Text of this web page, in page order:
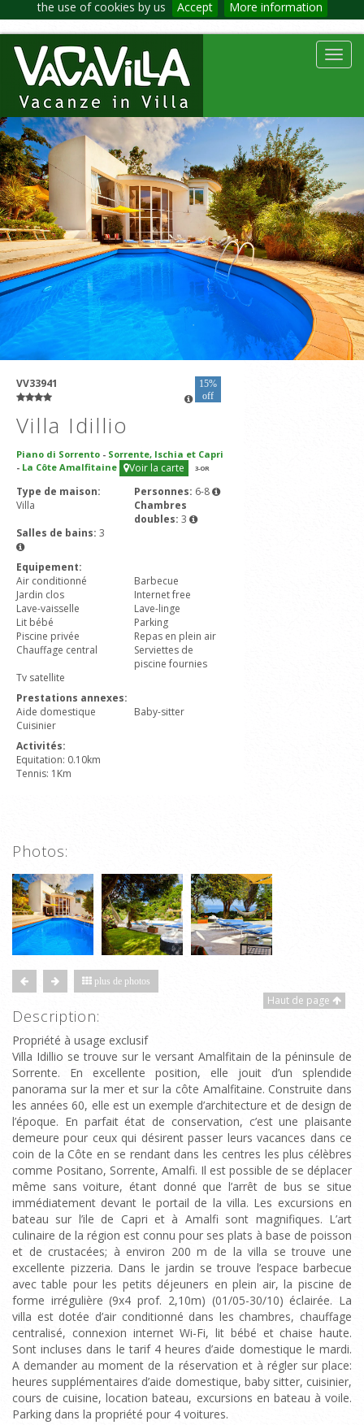
the use of cookies by us Accept More information
VV33941
15%
off
Villa Idillio
Piano di Sorrento - Sorrente, Ischia et Capri
- La Côte Amalfitaine Voir la carte 3-OR
Type de maison:
Villa
Personnes: 6-8
Chambres
doubles: 3
Salles de bains: 3
Equipement:
Air conditionné
Barbecue
Jardin clos
Internet free
Lave-vaisselle
Lave-linge
Lit bébé
Parking
Piscine privée
Repas en plein air
Chauffage central
Serviettes de
piscine fournies
Tv satellite
Prestations annexes:
Aide domestique
Baby-sitter
Cuisinier
Activités:
Equitation: 0.10km
Tennis: 1Km
Photos:
plus de photos
Haut de page
Description:
Propriété à usage exclusif
Villa Idillio se trouve sur le versant Amalfitain de la péninsule de
Sorrente. En excellente position, elle jouit d’un splendide
panorama sur la mer et sur la côte Amalfitaine. Construite dans
les années 60, elle est un exemple d’architecture et de design de
l’époque. En parfait état de conservation, c’est une plaisante
demeure pour ceux qui désirent passer leurs vacances dans ce
coin de la Côte en se rendant dans les centres les plus célèbres
comme Positano, Sorrente, Amalfi. Il est possible de se déplacer
même sans voiture, étant donné que l’arrêt de bus se situe
immédiatement devant le portail de la villa. Les excursions en
bateau sur l’ile de Capri et à Amalfi sont magnifiques. L’art
culinaire de la région est connu pour ses plats à base de poisson
et de crustacées; à environ 200 m de la villa se trouve une
excellente pizzeria. Dans le jardin se trouve l’espace barbecue
avec table pour les petits déjeuners en plein air, la piscine de
forme irrégulière (9x4 prof. 2,10m) (01/05-30/10) éclairée. La
villa est dotée d’air conditionné dans les chambres, chauffage
centralisé, connexion internet Wi-Fi, lit bébé et chaise haute.
Sont incluses dans le tarif 4 heures d’aide domestique le mardi.
A demander au moment de la réservation et à régler sur place:
heures supplémentaires d’aide domestique, baby sitter, cuisinier,
cours de cuisine, location bateau, excursions en bateau à voile.
Parking dans la propriété pour 4 voitures.